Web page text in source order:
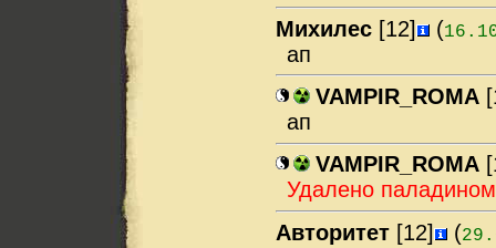
Михилес [12] (
ап
VAMPIR_ROMA
ап
VAMPIR_ROMA
Удалено
Авторитет [12] (